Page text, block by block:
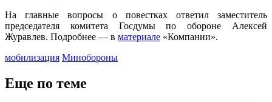
На главные вопросы о повестках ответил заместитель
председателя комитета Госдумы по обороне Алексей
Журавлев. Подробнее — в материале «Компании».
мобилизация Минобороны
Еще по теме